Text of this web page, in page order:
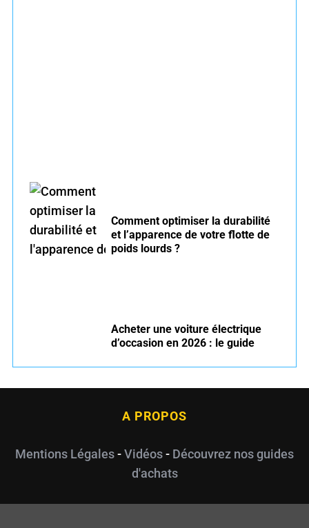
Comment optimiser la durabilité
et l’apparence de votre flotte de
poids lourds ?
Acheter une voiture électrique
d’occasion en 2026 : le guide
A PROPOS
Mentions Légales-Vidéos- Découvrez nos guides
d'achats